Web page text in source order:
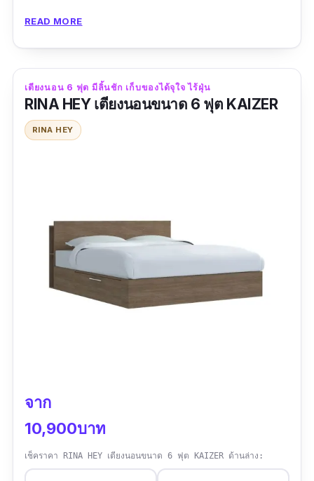
พิเศษ Soft Down Stay ช่วยให้ฝาปิดลงอัตโนมัติ
อย่างช้า ๆ ไม่ก่อให้เกิดเสียงดัง ช่วยให้เราสามารถ
จัดเก็บของได้อย่างเป็นระเบียบและช่วยให้ห้อง
ทำความสะอาดได้ง่ายยิ่งขึ้น แต่ถ้าใครอยากได้
เฟอร์นิเจอร์ชิ้นอื่นที่เข้าคู่กับ เตียงนอน 6 ฟุต ไม้ นี้
รีวิวจากผู้ใช้จริง
ชอบเตียงสไตล์ญี่ปุ่นค่ะ Zen สวยแบบโมเดิร์น เตียง
กว้างมาก เก็บของได้ ซื้อชิ้นเดียวจบค่ะ..
READ MORE
เตียงนอน 6 ฟุต มีลิ้นชัก เก็บของได้จุใจ ไร้ฝุ่น
RINA HEY เตียงนอนขนาด 6 ฟุต KAIZER
RINA HEY
จาก
10,900บาท
เช็คราคา RINA HEY เตียงนอนขนาด 6 ฟุต KAIZER ด้านล่าง: